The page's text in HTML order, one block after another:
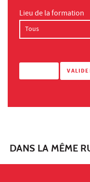
Lieu de la formation
DANS LA MÊME